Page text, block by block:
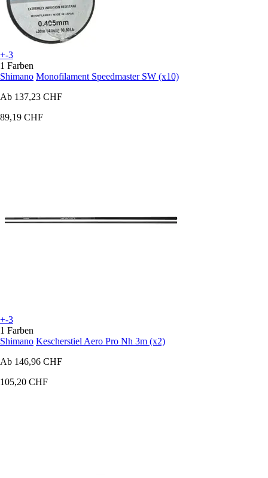
+-3
1 Farben
Shimano Monofilament Speedmaster SW (x10)
Ab 137,23 CHF
89,19 CHF
+-3
1 Farben
Shimano Kescherstiel Aero Pro Nh 3m (x2)
Ab 146,96 CHF
105,20 CHF